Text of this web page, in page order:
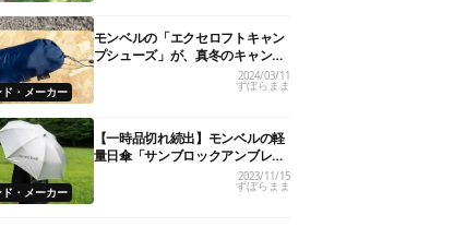
ド・メーカー
モンベルの「エクセロフトキャン
プシューズ」が、真冬のキャンプ
に心強い！
2024/03/11
ずぼらまま
ド・メーカー
【一時品切れ続出】モンベルの軽
量日傘「サンブロックアンブレ
ラ」シリーズが最高。見つけたら
即買い必至かも！
2023/11/15
ずぼらまま